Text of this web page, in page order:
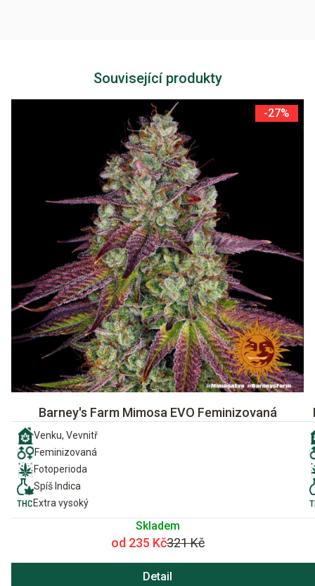
Související produkty
-27%
Barney's Farm Mimosa EVO Feminizovaná
Venku, Vevnitř
Feminizovaná
Fotoperioda
Spíš Indica
Extra vysoký
Skladem
od 235 Kč321 Kč
Detail